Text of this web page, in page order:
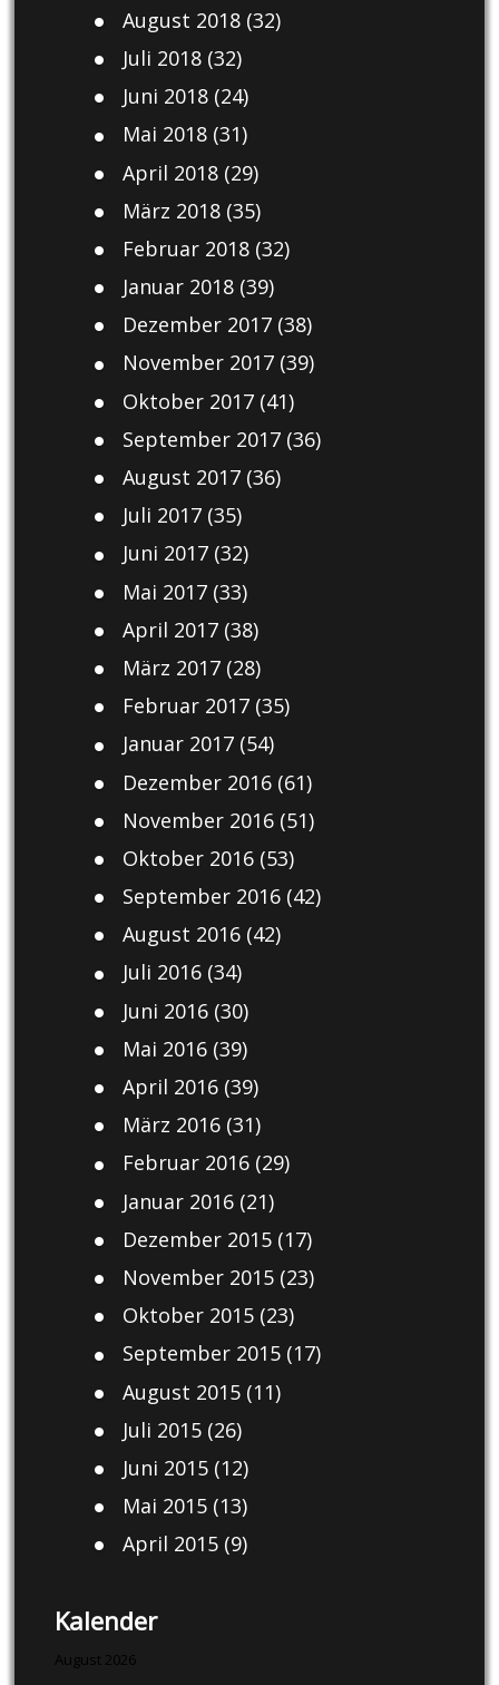
August 2018(32)
Juli 2018(32)
Juni 2018(24)
Mai 2018(31)
April 2018(29)
März 2018(35)
Februar 2018(32)
Januar 2018(39)
Dezember 2017(38)
November 2017(39)
Oktober 2017(41)
September 2017(36)
August 2017(36)
Juli 2017(35)
Juni 2017(32)
Mai 2017(33)
April 2017(38)
März 2017(28)
Februar 2017(35)
Januar 2017(54)
Dezember 2016(61)
November 2016(51)
Oktober 2016(53)
September 2016(42)
August 2016(42)
Juli 2016(34)
Juni 2016(30)
Mai 2016(39)
April 2016(39)
März 2016(31)
Februar 2016(29)
Januar 2016(21)
Dezember 2015(17)
November 2015(23)
Oktober 2015(23)
September 2015(17)
August 2015(11)
Juli 2015(26)
Juni 2015(12)
Mai 2015(13)
April 2015(9)
Kalender
August 2026